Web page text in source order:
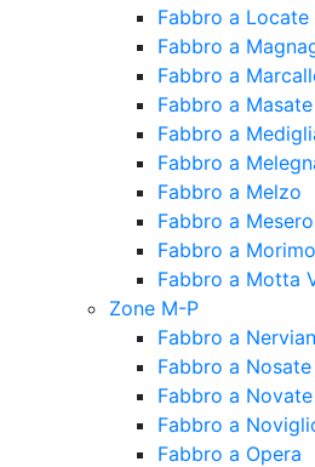
Fabbro a Locate
Fabbro a
Fabbro a
Fabbro a Masate
Fabbro a
Fabbro a
Fabbro a Melzo
Fabbro a Mesero
Fabbro a
Fabbro a Motta
Zone M-P
Fabbro a
Fabbro a Nosate
Fabbro a
Fabbro a
Fabbro a Opera